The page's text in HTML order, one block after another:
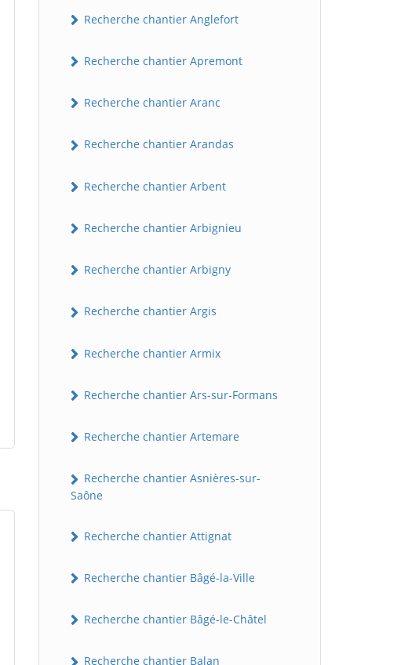
Recherche chantier Anglefort
Recherche chantier Apremont
Recherche chantier Aranc
Recherche chantier Arandas
Recherche chantier Arbent
Recherche chantier Arbignieu
Recherche chantier Arbigny
Recherche chantier Argis
Recherche chantier Armix
Recherche chantier Ars-sur-Formans
Recherche chantier Artemare
Recherche chantier Asnières-sur-
Saône
Recherche chantier Attignat
Recherche chantier Bâgé-la-Ville
Recherche chantier Bâgé-le-Châtel
Recherche chantier Balan